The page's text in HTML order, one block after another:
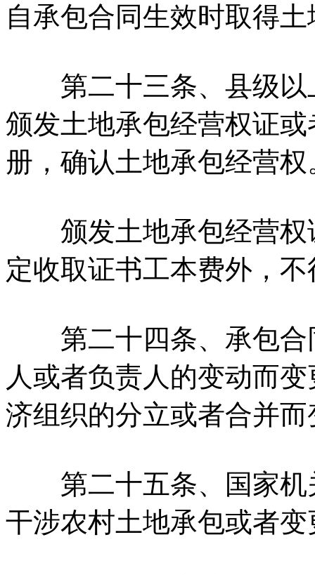
自承包合同生效时取得
第二十三条、县级以
颁发土地承包经营权证
册，确认土地承包经营权
颁发土地承包经营权
定收取证书工本费外，
第二十四条、承包合
人或者负责人的变动而
济组织的分立或者合并
第二十五条、国家机
干涉农村土地承包或者